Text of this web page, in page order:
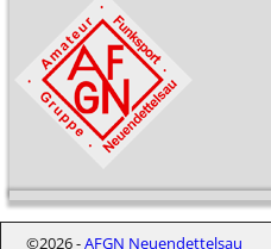
©2026 -AFGN Neuendettelsau